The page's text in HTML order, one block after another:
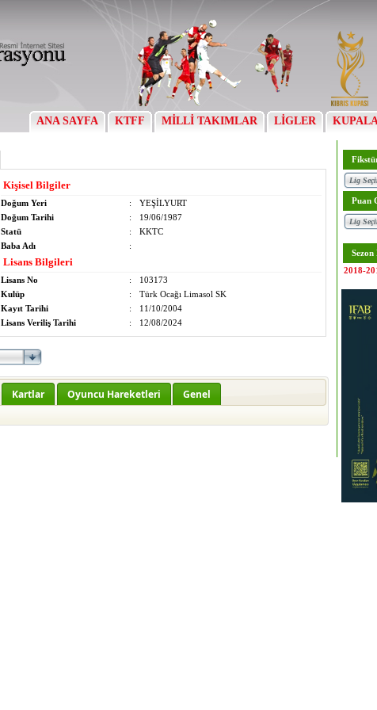
ANA SAYFA KTFF MİLLİ TAKIMLAR LİGLER
Kişisel Bilgiler
Doğum Yeri :
YEŞİLYURT
Doğum Tarihi
:
19/06/1987
Statü
:
KKTC
Baba Adı
:
Lisans Bilgileri
Lisans No :
103173
Kulüp
:
Türk Ocağı Limasol SK
Kayıt Tarihi
:
11/10/2004
Lisans Veriliş Tarihi
: 12/08/2024
Kartlar Oyuncu Hareketleri Genel
Puan
Sezon
2018-